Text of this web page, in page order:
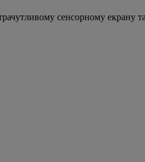
сенсорному екрану